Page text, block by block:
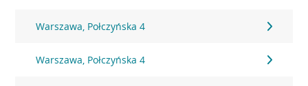
Warszawa, Połczyńska 4
Warszawa, Połczyńska 4